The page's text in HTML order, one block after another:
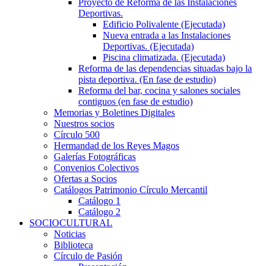
Proyecto de Reforma de las Instalaciones
Deportivas.
Edificio Polivalente (Ejecutada)
Nueva entrada a las Instalaciones
Deportivas. (Ejecutada)
Piscina climatizada. (Ejecutada)
Reforma de las dependencias situadas bajo la
pista deportiva. (En fase de estudio)
Reforma del bar, cocina y salones sociales
contiguos (en fase de estudio)
Memorias y Boletines Digitales
Nuestros socios
Círculo 500
Hermandad de los Reyes Magos
Galerías Fotográficas
Convenios Colectivos
Ofertas a Socios
Catálogos Patrimonio Círculo Mercantil
Catálogo 1
Catálogo 2
SOCIOCULTURAL
Noticias
Biblioteca
Círculo de Pasión